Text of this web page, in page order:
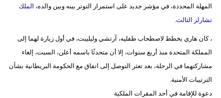
وتكنولوجيا
مدوَّنات
أبراج
المهلة المحددة، في مؤشر جديد على استمرار التوتر بينه وبين والده، الملك
تشارلز الثالث.
، كان هاري يخطط لاصطحاب طفليه، آرتشي وليليبت، في أول زيارة لهما إلى
المملكة المتحدة منذ أربع سنوات، إلا أن متحدثًا باسمه أعلن، السبت، إلغاء
مشاركتهما في الرحلة، بعد تعثر التوصل إلى اتفاق مع الحكومة البريطانية بشأن
الترتيبات الأمنية.
دعوة للإقامة في أحد المقرات الملكية